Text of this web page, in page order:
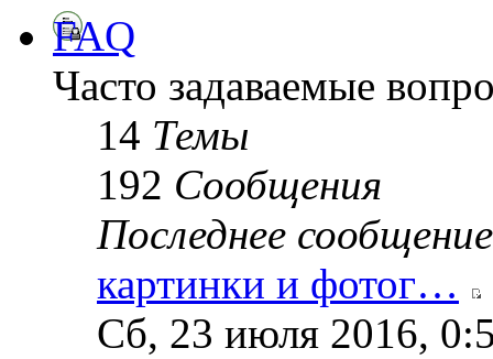
FAQ
Часто задаваемые
14 Темы
192 Сообщения
Последнее сообщение
картинки и фотог…
Сб, 23 июля 2016,